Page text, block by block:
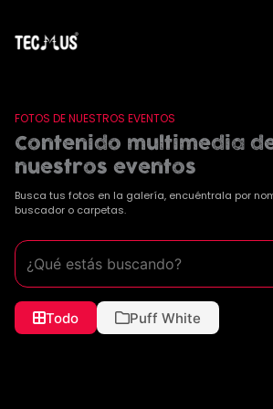
contenido
FOTOS DE NUESTROS EVENTOS
Contenido multimedia
nuestros eventos
Busca tus fotos en la galería, encuéntrala por
buscador o carpetas.
Todo Puff White